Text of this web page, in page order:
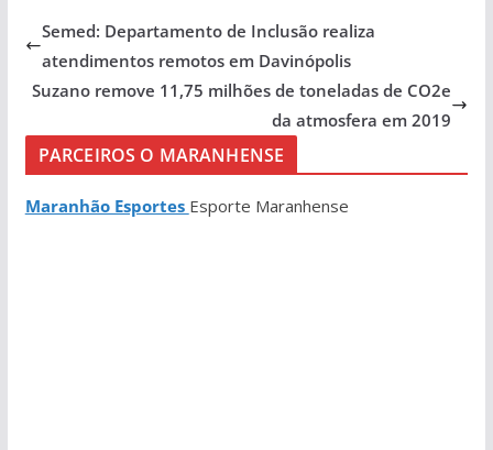
Semed: Departamento de Inclusão realiza
atendimentos remotos em Davinópolis
Suzano remove 11,75 milhões de toneladas de CO2e
da atmosfera em 2019
PARCEIROS O MARANHENSE
Maranhão Esportes Esporte Maranhense